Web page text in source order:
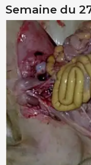
Semaine du